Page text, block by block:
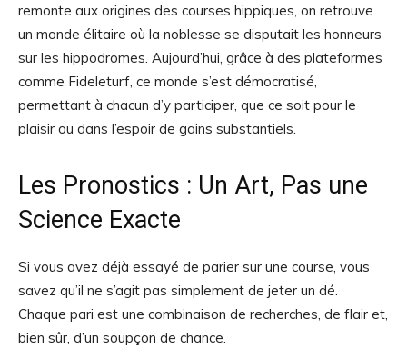
remonte aux origines des courses hippiques, on retrouve
un monde élitaire où la noblesse se disputait les honneurs
sur les hippodromes. Aujourd’hui, grâce à des plateformes
comme Fideleturf, ce monde s’est démocratisé,
permettant à chacun d’y participer, que ce soit pour le
plaisir ou dans l’espoir de gains substantiels.
Les Pronostics : Un Art, Pas une
Science Exacte
Si vous avez déjà essayé de parier sur une course, vous
savez qu’il ne s’agit pas simplement de jeter un dé.
Chaque pari est une combinaison de recherches, de flair et,
bien sûr, d’un soupçon de chance.